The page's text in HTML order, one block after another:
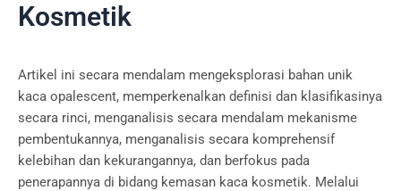
Kosmetik
Artikel ini secara mendalam mengeksplorasi bahan unik
kaca opalescent, memperkenalkan definisi dan klasifikasinya
secara rinci, menganalisis secara mendalam mekanisme
pembentukannya, menganalisis secara komprehensif
kelebihan dan kekurangannya, dan berfokus pada
penerapannya di bidang kemasan kaca kosmetik. Melalui